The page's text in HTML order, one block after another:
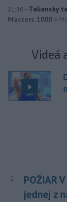
21:30 - Taliansky
Masters 1000 v
Videá
1
POŽIAR
jednej z